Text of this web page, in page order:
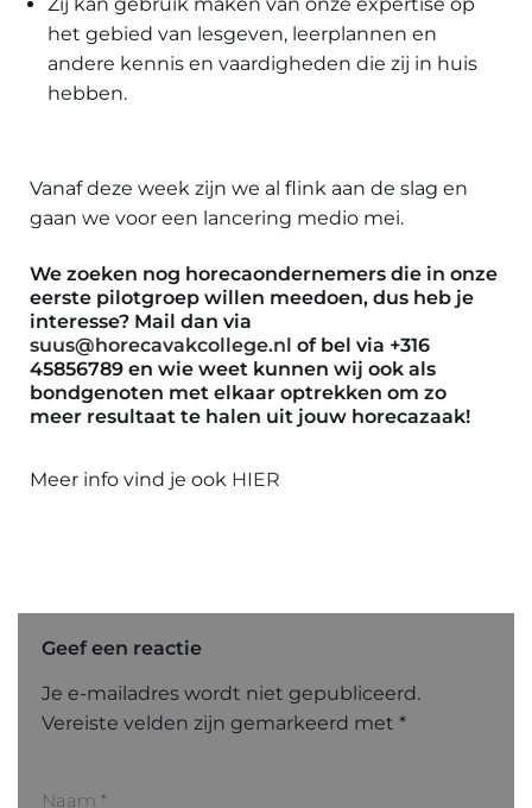
het gebied van lesgeven, leerplannen en
andere kennis en vaardigheden die zij in huis
hebben.
Vanaf deze week zijn we al flink aan de slag en
gaan we voor een lancering medio mei.
We zoeken nog horecaondernemers die in onze
eerste pilotgroep willen meedoen, dus heb je
interesse? Mail dan via
suus@horecavakcollege.nl of bel via +316
45856789 en wie weet kunnen wij ook als
bondgenoten met elkaar optrekken om zo
meer resultaat te halen uit jouw horecazaak!
Meer info vind je ook HIER
Geef een reactie
Je e-mailadres wordt niet gepubliceerd.
Vereiste velden zijn gemarkeerd met *
Naam *